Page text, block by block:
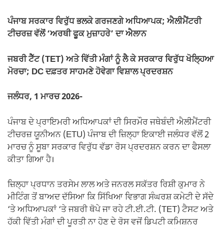
e
b
o
o
k
s
A
p
p
gr
a
m
y
Li
n
k
e
ਪੰਜਾਬ ਸਰਕਾਰ ਵਿਰੁੱਧ ਭਲਕੇ ਗਰਜਣਗੇ ਅਧਿਆਪਕ; ਐਲੀਮੈਂਟਰੀ
ਟੀਚਰਜ਼ ਵੱਲੋਂ ‘ਅਰਥੀ ਫੂਕ ਮੁਜ਼ਾਹਰੇ’ ਦਾ ਐਲਾਨ
ਜਬਰੀ ਟੈੱਟ (TET) ਅਤੇ ਵਿੱਤੀ ਮੰਗਾਂ ਨੂੰ ਲੈ ਕੇ ਸਰਕਾਰ ਵਿਰੁੱਧ ਖੋਲ੍ਹਿਆ
ਮੋਰਚਾ; DC ਦਫ਼ਤਰ ਸਾਹਮਣੇ ਹੋਵੇਗਾ ਵਿਸ਼ਾਲ ਪ੍ਰਦਰਸ਼ਨ
ਜਲੰਧਰ, 1 ਮਾਰਚ 2026-
ਪੰਜਾਬ ਦੇ ਪ੍ਰਾਇਮਰੀ ਅਧਿਆਪਕਾਂ ਦੀ ਸਿਰਮੌਰ ਜਥੇਬੰਦੀ ਐਲੀਮੈਂਟਰੀ
ਟੀਚਰਜ਼ ਯੂਨੀਅਨ (ETU) ਪੰਜਾਬ ਦੀ ਜ਼ਿਲ੍ਹਾ ਇਕਾਈ ਜਲੰਧਰ ਵੱਲੋਂ 2
ਮਾਰਚ ਨੂੰ ਸੂਬਾ ਸਰਕਾਰ ਵਿਰੁੱਧ ਵੱਡਾ ਰੋਸ ਪ੍ਰਦਰਸ਼ਨ ਕਰਨ ਦਾ ਫੈਸਲਾ
ਕੀਤਾ ਗਿਆ ਹੈ।
ਜ਼ਿਲ੍ਹਾ ਪ੍ਰਧਾਨ ਤਰਸੇਮ ਲਾਲ ਅਤੇ ਜਨਰਲ ਸਕੱਤਰ ਰਿਸ਼ੀ ਕੁਮਾਰ ਨੇ
ਮੀਟਿੰਗ ਤੋਂ ਬਾਅਦ ਦੱਸਿਆ ਕਿ ਸਿੱਖਿਆ ਵਿਭਾਗ ਸੰਘਰਸ਼ ਕਮੇਟੀ ਦੇ ਸੱਦੇ
‘ਤੇ ਅਧਿਆਪਕਾਂ ‘ਤੇ ਜਬਰੀ ਥੋਪੇ ਜਾ ਰਹੇ ਟੀ.ਈ.ਟੀ. (TET) ਟੈਸਟ ਅਤੇ
ਹੱਕੀ ਵਿੱਤੀ ਮੰਗਾਂ ਦੀ ਪੂਰਤੀ ਨਾ ਹੋਣ ਦੇ ਰੋਸ ਵਜੋਂ ਡਿਪਟੀ ਕਮਿਸ਼ਨਰ